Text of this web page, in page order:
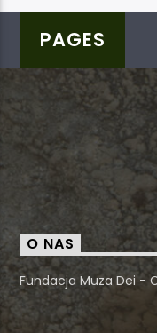
PAGES
O NAS
Fundacja Muza Dei -